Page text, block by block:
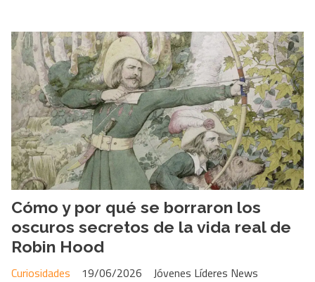
Cómo y por qué se borraron los
oscuros secretos de la vida real de
Robin Hood
Jóvenes Líderes News
Curiosidades
19/06/2026